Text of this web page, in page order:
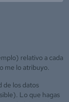
relativo a cada
me lo atribuyo.
de los datos
Lo que hagas